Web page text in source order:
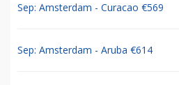
Sep: Amsterdam - Curacao €569
Sep: Amsterdam - Aruba €614